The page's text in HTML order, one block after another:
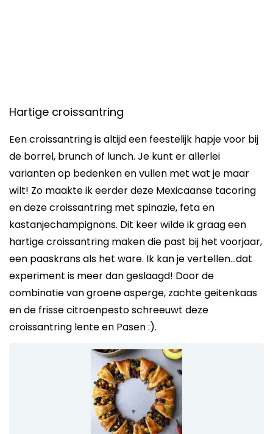
Hartige croissantring
Een croissantring is altijd een feestelijk hapje voor bij
de borrel, brunch of lunch. Je kunt er allerlei
varianten op bedenken en vullen met wat je maar
wilt! Zo maakte ik eerder deze Mexicaanse tacoring
en deze croissantring met spinazie, feta en
kastanjechampignons. Dit keer wilde ik graag een
hartige croissantring maken die past bij het voorjaar,
een paaskrans als het ware. Ik kan je vertellen…dat
experiment is meer dan geslaagd! Door de
combinatie van groene asperge, zachte geitenkaas
en de frisse citroenpesto schreeuwt deze
croissantring lente en Pasen :).